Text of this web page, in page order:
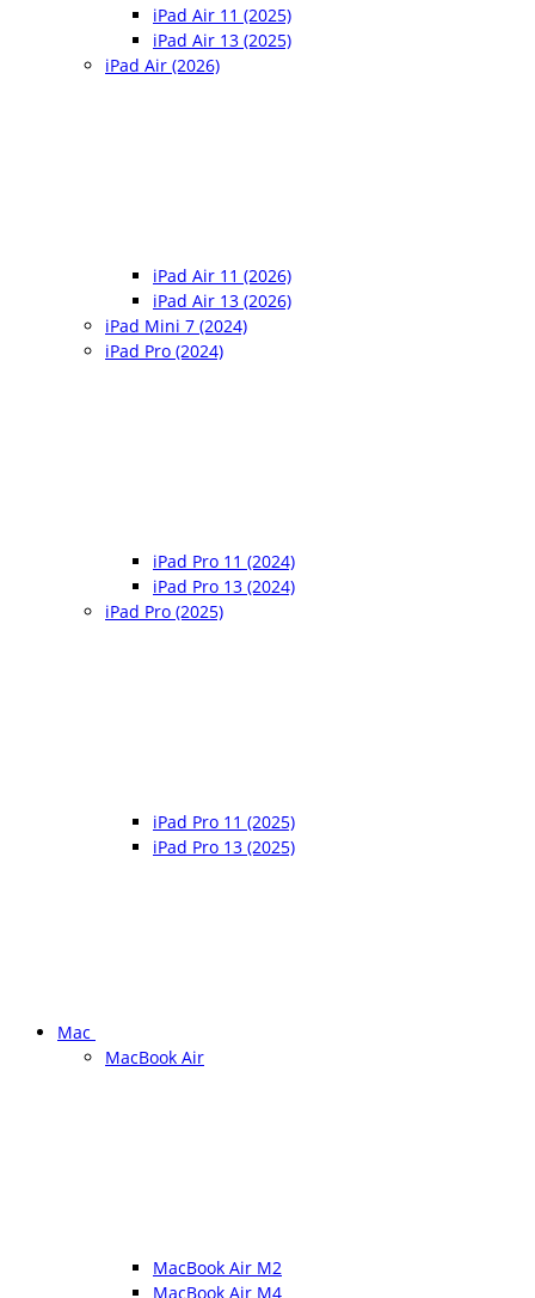
iPad Air 11 (2025)
iPad Air 13 (2025)
iPad Air (2026)
iPad Air 11 (2026)
iPad Air 13 (2026)
iPad Mini 7 (2024)
iPad Pro (2024)
iPad Pro 11 (2024)
iPad Pro 13 (2024)
iPad Pro (2025)
iPad Pro 11 (2025)
iPad Pro 13 (2025)
Mac
MacBook Air
MacBook Air M2
MacBook Air M4